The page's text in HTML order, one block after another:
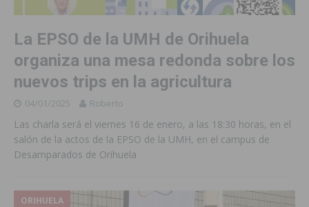
La EPSO de la UMH de Orihuela
organiza una mesa redonda sobre los
nuevos trips en la agricultura
04/01/2025 Roberto
Las charla será el viernes 16 de enero, a las 18:30 horas, en el
salón de la actos de la EPSO de la UMH, en el campus de
Desamparados de Orihuela
ORIHUELA